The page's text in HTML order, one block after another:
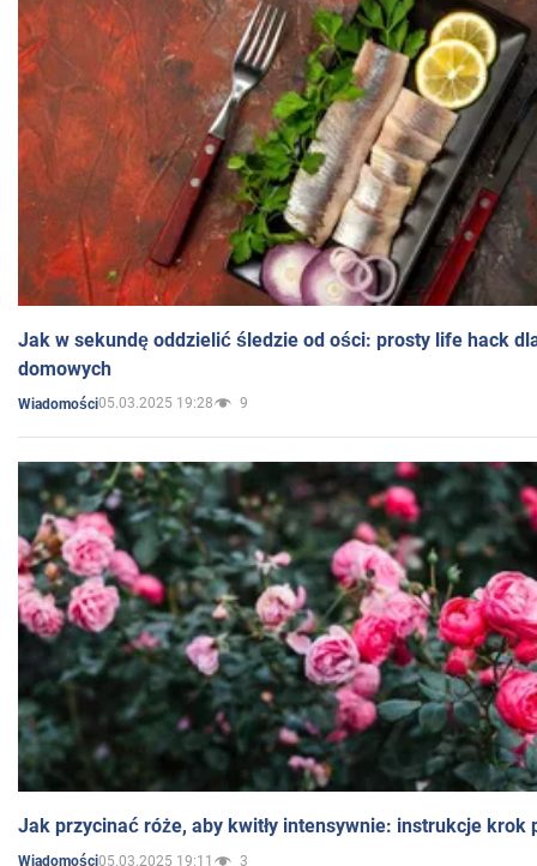
Jak w sekundę oddzielić śledzie od ości: prosty life hack
domowych
Wiadomości05.03.2025 19:28 9
Jak przycinać róże, aby kwitły intensywnie: instrukcje krok
Wiadomości05.03.2025 19:11 3